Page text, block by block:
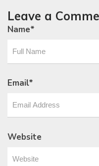
Leave a
Name*
Email*
Website